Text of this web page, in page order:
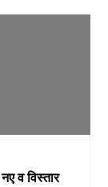
व विस्तार